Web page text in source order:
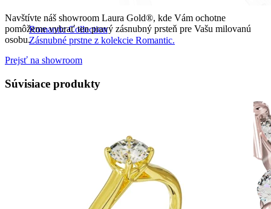
Romantic Collection
Zásnubné prstne z kolekcie Romantic.
Navštívte náš showroom Laura Gold®, kde Vám ochotne
pomôžeme vybrať ten pravý zásnubný prsteň pre Vašu milovanú
osobu.
Prejsť na showroom
Súvisiace produkty